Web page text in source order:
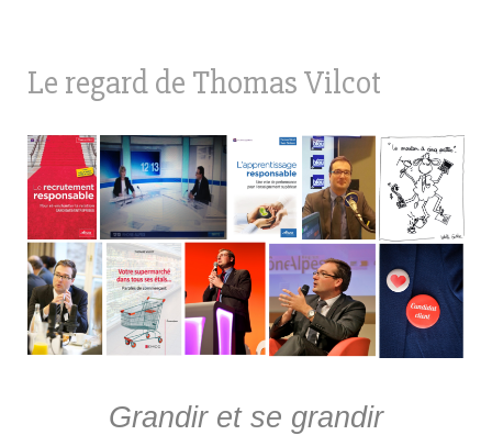
Le regard de Thomas Vilcot
Grandir et se grandir